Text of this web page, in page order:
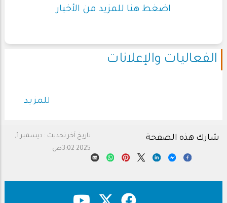
اضغط هنا للمزيد من الأخبار
الفعاليات والإعلانات
للمزيد
تاريخ آخر تحديث :
ديسمبر 1,
2025 3:02ص
شارك هذه الصفحة